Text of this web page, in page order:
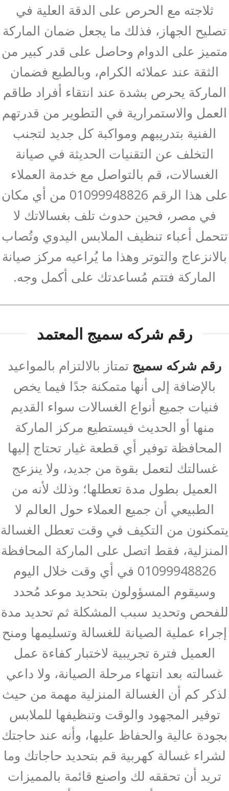
ثلاجته مع الحرص على الدقة العلية في
تصليح الجهاز، فذلك ما يجعل ضمان الماركة
متميز على الدوام وحاصل على قدر كبير من
الثقة عند عملائه الكرام، وبالطبع فضمان
الماركة يحرص بشدة عند انتقاء أفراد طاقم
العمل والاستمرارية في التطوير من قدرتهم
الفنية بتدريبهم ومواكبة كل جديد لتجنب
التخلف عن التقنيات الحديثة في صيانة
الغسالات، قم بالتواصل مع خدمة العملاء
على هذا الرقم 01099948826 من أي مكان
في مصر، فحين حدوث تلف بغسالاتك لا
تتحمل أعباء تنظيف الملابس اليدوي وتُصاب
بالانزعاج والتوتر وهذا ما يُراعيه مركز صيانة
الماركة فتتم مُساعدتك على أكمل وجه.
رقم شركه سميج المعتمد
رقم شركه سميج تمتاز بالالتزام بالمواعيد
بالإضافة إلى أنها متمكنة جدًا فيما يخص
فنيات جميع أنواع الغسالات سواء القديم
منها أو الحديث فيستطيع مركز الماركة
المحافظة توفير أي قطعة غيار تحتاج إليها
غسالتك لتعمل بقوة من جديد، ولا ينزعج
العميل بطول مدة تعطلها؛ وذلك لأنه من
الطبيعي أن جميع العملاء حول العالم لا
يتمكنون من التكيف في وقت تعطل الغسالة
المنزلية، فقط اتصل على الماركة المحافظة
01099948826 في أي وقت خلال اليوم
وسيقوم المسؤولون بتحديد موعد مُحدد
للفحص وتحديد سبب المشكلة ثم تحديد مدة
إجراء عملية الصيانة للغسالة وتسليمها ومنح
العميل فترة تجريبية لاختبار كفاءة عمل
غسالته بعد انتهاء مرحلة الصيانة، ولا داعي
لذكر كم أن الغسالة المنزلية مهمة من حيث
توفير المجهود والوقت وتنظيفها للملابس
بجودة عالية والحفاظ عليها، وأنه عند حاجتك
لشراء غسالة كهربية قم بتحديد حاجاتك وما
تريد أن تحققه لك واصنع قائمة بالمميزات